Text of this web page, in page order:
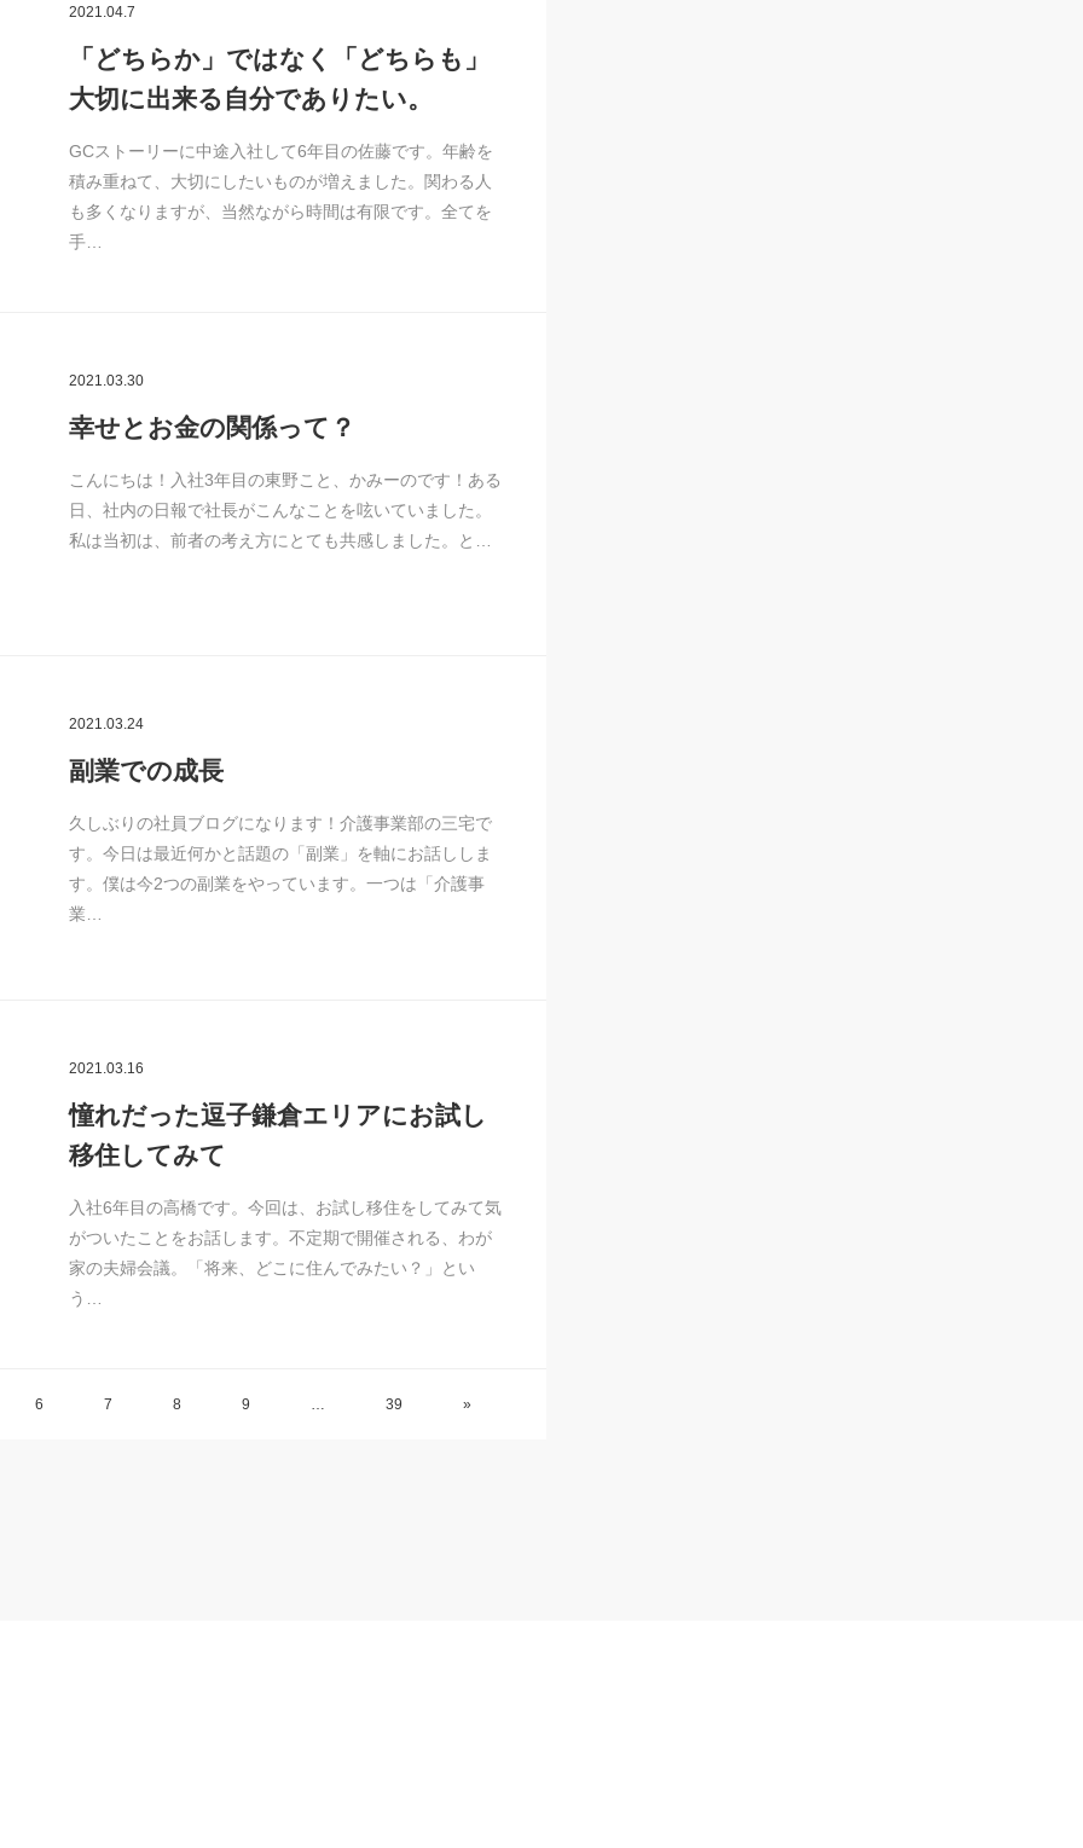
2021.04.7
「どちらか」ではなく「どちらも」
大切に出来る自分でありたい。
GCストーリーに中途入社して6年目の佐藤です。年齢を
積み重ねて、大切にしたいものが増えました。関わる人
も多くなりますが、当然ながら時間は有限です。全てを
手…
2021.03.30
幸せとお金の関係って？
こんにちは！入社3年目の東野こと、かみーのです！ある
日、社内の日報で社長がこんなことを呟いていました。
私は当初は、前者の考え方にとても共感しました。と…
2021.03.24
副業での成長
久しぶりの社員ブログになります！介護事業部の三宅で
す。今日は最近何かと話題の「副業」を軸にお話ししま
す。僕は今2つの副業をやっています。一つは「介護事
業…
2021.03.16
憧れだった逗子鎌倉エリアにお試し
移住してみて
入社6年目の高橋です。今回は、お試し移住をしてみて気
がついたことをお話します。不定期で開催される、わが
家の夫婦会議。「将来、どこに住んでみたい？」とい
う…
6 7 8 9 … 39 »